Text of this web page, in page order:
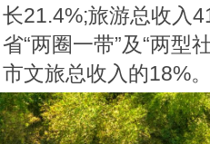
长21.4%;旅游总收入
省“两圈一带”及“两型
市文旅总收入的18%。